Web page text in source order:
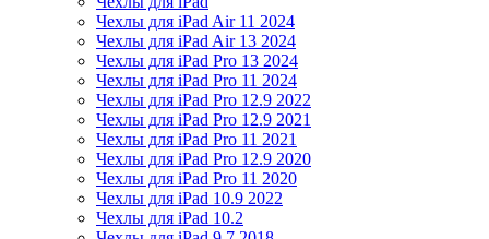
Чехлы для iPad Air 11 2024
Чехлы для iPad Air 13 2024
Чехлы для iPad Pro 13 2024
Чехлы для iPad Pro 11 2024
Чехлы для iPad Pro 12.9 2022
Чехлы для iPad Pro 12.9 2021
Чехлы для iPad Pro 11 2021
Чехлы для iPad Pro 12.9 2020
Чехлы для iPad Pro 11 2020
Чехлы для iPad 10.9 2022
Чехлы для iPad 10.2